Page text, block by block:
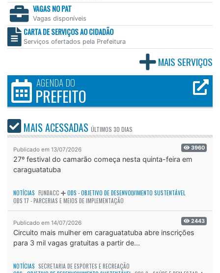
VAGAS NO PAT
Vagas disponíveis
CARTA DE SERVIÇOS AO CIDADÃO
Serviços ofertados pela Prefeitura
MAIS SERVIÇOS
AGENDA DO
PREFEITO
MAIS ACESSADAS ÚLTIMOS 30 DIAS
Publicado em 13/07/2026 3960
27º festival do camarão começa nesta quinta-feira em
caraguatatuba
NOTÍCIAS FUNDACC
ODS - OBJETIVO DE DESENVOLVIMENTO SUSTENTÁVEL
ODS 17 - PARCERIAS E MEIOS DE IMPLEMENTAÇÃO
Publicado em 14/07/2026 2443
Circuito mais mulher em caraguatatuba abre inscrições
para 3 mil vagas gratuitas a partir de...
NOTÍCIAS SECRETARIA DE ESPORTES E RECREAÇÃO